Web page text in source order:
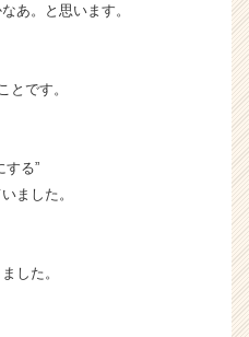
あ。と思います。
とです。
する”
ました。
した。